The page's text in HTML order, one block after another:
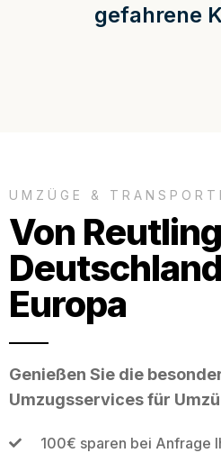
gefahrene
UMZÜGE &
Von
Europa
Genießen Sie die
Umzugsservices für
100€ sparen bei Anfrage